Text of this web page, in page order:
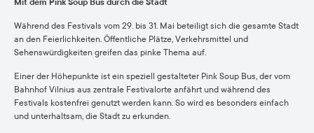
Mit dem Pink Soup Bus durch die Stadt
Während des Festivals vom 29. bis 31. Mai beteiligt sich die gesamte Stadt
an den Feierlichkeiten. Öffentliche Plätze, Verkehrsmittel und
Sehenswürdigkeiten greifen das pinke Thema auf.
Einer der Höhepunkte ist ein speziell gestalteter Pink Soup Bus, der vom
Bahnhof Vilnius aus zentrale Festivalorte anfährt und während des
Festivals kostenfrei genutzt werden kann. So wird es besonders einfach
und unterhaltsam, die Stadt zu erkunden.